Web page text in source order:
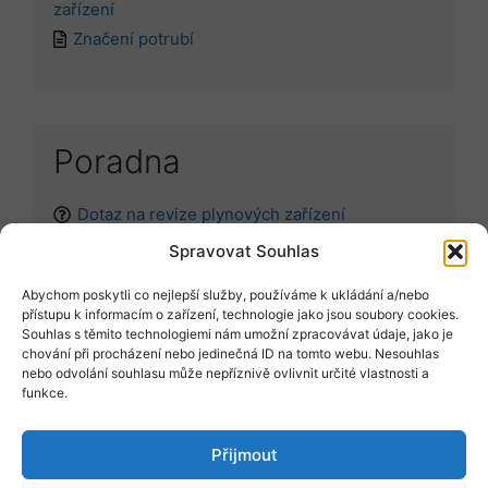
Spravovat Souhlas
Abychom poskytli co nejlepší služby, používáme k ukládání a/nebo
přístupu k informacím o zařízení, technologie jako jsou soubory cookies.
Souhlas s těmito technologiemi nám umožní zpracovávat údaje, jako je
chování při procházení nebo jedinečná ID na tomto webu. Nesouhlas
nebo odvolání souhlasu může nepříznivě ovlivnit určité vlastnosti a
funkce.
Přijmout
zařízení
Značení potrubí
Poradna
Dotaz na revize plynových zařízení
Položit dotaz
Vyžádat vzor